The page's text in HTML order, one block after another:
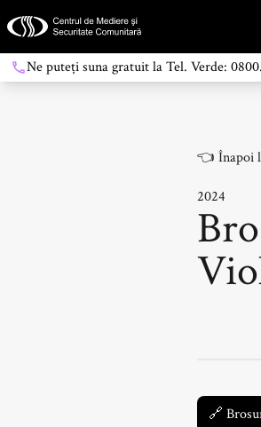
Ne puteți suna gratuit la Tel. Verde:
👈 Înapoi
2024
🔗